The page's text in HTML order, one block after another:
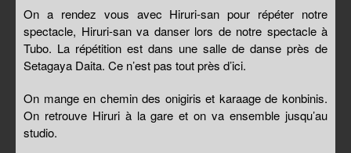
On a rendez vous avec Hiruri-san pour répéter notre
spectacle, Hiruri-san va danser lors de notre spectacle à
Tubo. La répétition est dans une salle de danse près de
Setagaya Daita. Ce n’est pas tout près d’ici.
On mange en chemin des onigiris et karaage de konbinis.
On retrouve Hiruri à la gare et on va ensemble jusqu’au
studio.